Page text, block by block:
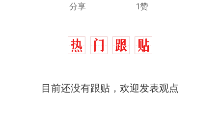
分享 1赞
目前还没有跟贴，欢迎发表观点